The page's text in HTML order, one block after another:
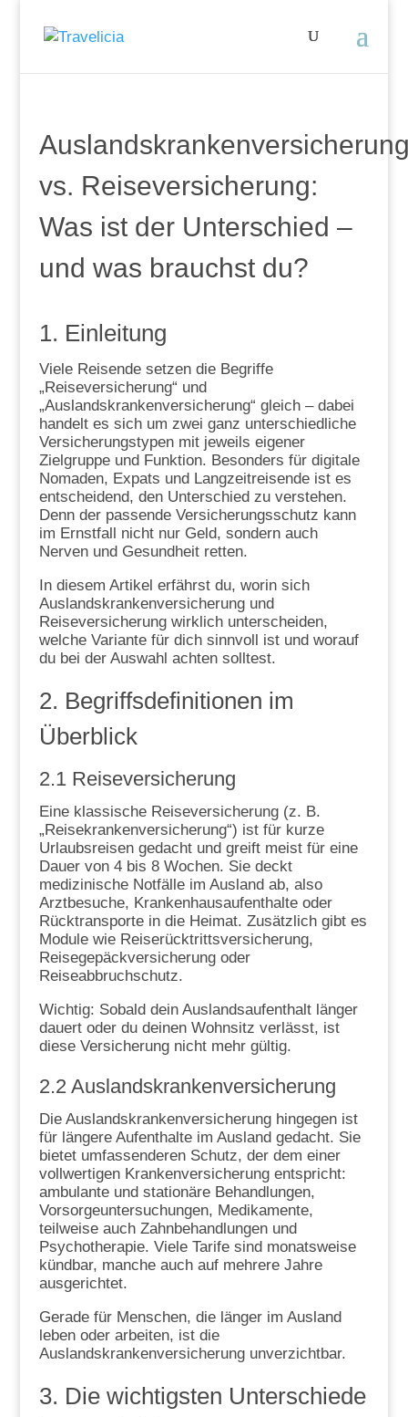
vs. Reiseversicherung:
Was ist der Unterschied –
und was brauchst du?
1. Einleitung
Viele Reisende setzen die Begriffe
„Reiseversicherung“ und
„Auslandskrankenversicherung“ gleich – dabei
handelt es sich um zwei ganz unterschiedliche
Versicherungstypen mit jeweils eigener
Zielgruppe und Funktion. Besonders für digitale
Nomaden, Expats und Langzeitreisende ist es
entscheidend, den Unterschied zu verstehen.
Denn der passende Versicherungsschutz kann
im Ernstfall nicht nur Geld, sondern auch
Nerven und Gesundheit retten.
In diesem Artikel erfährst du, worin sich
Auslandskrankenversicherung und
Reiseversicherung wirklich unterscheiden,
welche Variante für dich sinnvoll ist und worauf
du bei der Auswahl achten solltest.
2. Begriffsdefinitionen im
Überblick
2.1 Reiseversicherung
Eine klassische Reiseversicherung (z. B.
„Reisekrankenversicherung“) ist für kurze
Urlaubsreisen gedacht und greift meist für eine
Dauer von 4 bis 8 Wochen. Sie deckt
medizinische Notfälle im Ausland ab, also
Arztbesuche, Krankenhausaufenthalte oder
Rücktransporte in die Heimat. Zusätzlich gibt es
Module wie Reiserücktrittsversicherung,
Reisegepäckversicherung oder
Reiseabbruchschutz.
Wichtig: Sobald dein Auslandsaufenthalt länger
dauert oder du deinen Wohnsitz verlässt, ist
diese Versicherung nicht mehr gültig.
2.2 Auslandskrankenversicherung
Die Auslandskrankenversicherung hingegen ist
für längere Aufenthalte im Ausland gedacht. Sie
bietet umfassenderen Schutz, der dem einer
vollwertigen Krankenversicherung entspricht:
ambulante und stationäre Behandlungen,
Vorsorgeuntersuchungen, Medikamente,
teilweise auch Zahnbehandlungen und
Psychotherapie. Viele Tarife sind monatsweise
kündbar, manche auch auf mehrere Jahre
ausgerichtet.
Gerade für Menschen, die länger im Ausland
leben oder arbeiten, ist die
Auslandskrankenversicherung unverzichtbar.
3. Die wichtigsten Unterschiede